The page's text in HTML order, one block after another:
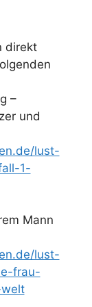
direkt
–
und
lust-
1-
Mann
lust-
frau-